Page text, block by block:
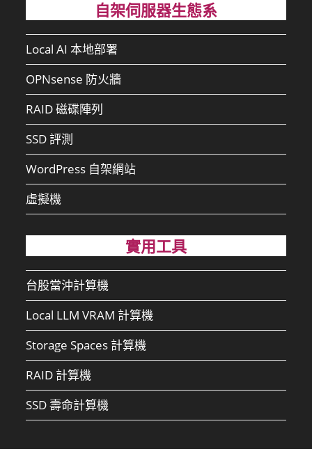
自架伺服器生態系
Local AI 本地部署
OPNsense 防火牆
RAID 磁碟陣列
SSD 評測
WordPress 自架網站
虛擬機
實用工具
台股當沖計算機
Local LLM VRAM 計算機
Storage Spaces 計算機
RAID 計算機
SSD 壽命計算機